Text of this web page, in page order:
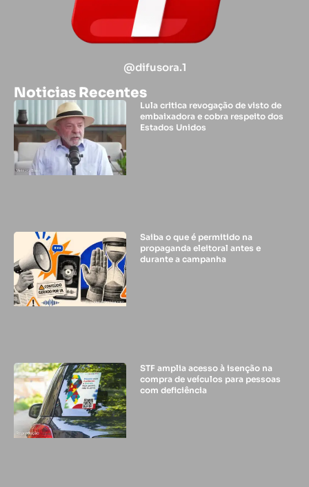
@difusora.1
Noticias Recentes
Lula critica revogação de visto de
embaixadora e cobra respeito dos
Estados Unidos
Saiba o que é permitido na
propaganda eleitoral antes e
durante a campanha
STF amplia acesso à isenção na
compra de veículos para pessoas
com deficiência